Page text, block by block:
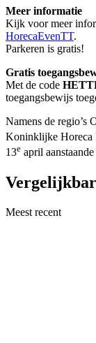
Meer informatie
Kijk voor meer
HorecaEvenTT.
Parkeren is gratis!
Gratis
Met de code
toegangsbewijs
Namens de regio’s
Koninklijke Horeca
13e april
Meest recent